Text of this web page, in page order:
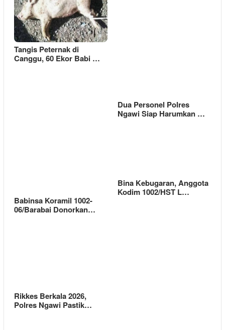
Tangis Peternak di
Canggu, 60 Ekor Babi …
Dua Personel Polres
Ngawi Siap Harumkan …
Babinsa Koramil 1002-
06/Barabai Donorkan…
Bina Kebugaran, Anggota
Kodim 1002/HST L…
Rikkes Berkala 2026,
Polres Ngawi Pastik…